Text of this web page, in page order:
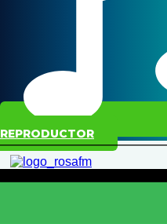
REPRODUCTOR